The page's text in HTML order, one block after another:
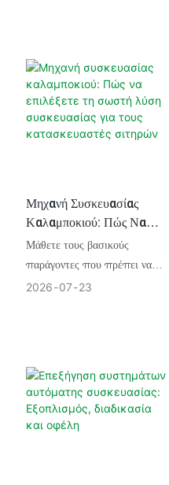
συστήματα ανοιχτού στομίου,
βαλβίδας και FFS για να
ενισχύσετε την απόδοση
επένδυσης (ROI) της
παραγωγής σας.
Μηχανή Συσκευασίας
Καλαμποκιού: Πώς Να
Επιλέξετε Τη Σωστή Λύση
Συσκευασίας Για Τους
Κατασκευαστές Σιτηρών
Μάθετε τους βασικούς
παράγοντες που πρέπει να
λάβετε υπόψη όταν επιλέγετε
συσκευασίας και να
υποστηρίξετε τη
μακροπρόθεσμη
2026 07 23